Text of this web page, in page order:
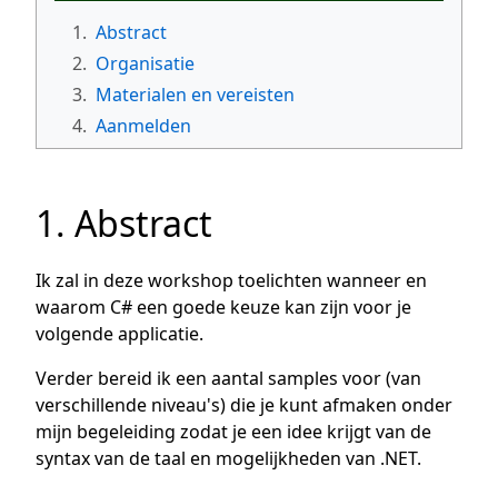
1. Abstract
2. Organisatie
3. Materialen en vereisten
4. Aanmelden
1. Abstract
Ik zal in deze workshop toelichten wanneer en
waarom C# een goede keuze kan zijn voor je
volgende applicatie.
Verder bereid ik een aantal samples voor (van
verschillende niveau's) die je kunt afmaken onder
mijn begeleiding zodat je een idee krijgt van de
syntax van de taal en mogelijkheden van .NET.